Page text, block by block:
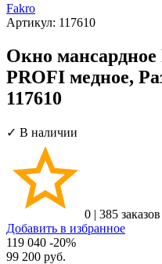
Fakro
Артикул: 117610
Окно
PROFI медное,
117610
✓ В наличии
0 | 385 заказов
Добавить в избранное
119 040 -20%
99 200 руб.